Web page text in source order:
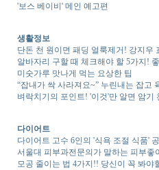
'보스 베이비' 메인 예고편
생활정보
단돈 천 원이면 패딩 얼룩제거! 강지우
알바자리 구할 때 체크해야 할 5가지!
미숫가루 맛나게 먹는 요상한 팁
“잡내가 싹 사라져요~” 누린내는 잡고
벼락치기의 포인트! '이것'만 알면 암기
다이어트
다이어트 고수 6인의 '식욕 조절 식품'
서울대 피부과전문의가 말하는 피부좋
모공 줄이는 법 4가지!! 당신이 꼭 봐야